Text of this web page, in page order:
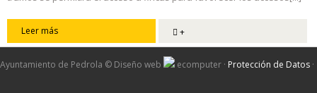
Leer más +
Ayuntamiento de Pedrola © Diseño web ecomputer · Protección de Datos ·